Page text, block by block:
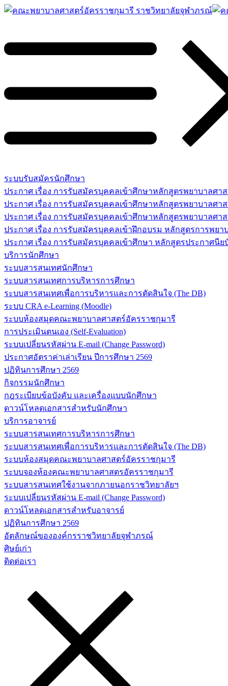
ระบบรับสมัครนักศึกษา
ประกาศ เรื่อง การรับสมัครบุคคลเข้าศึกษาหลักสูตรพยาบาลศ
ประกาศ เรื่อง การรับสมัครบุคคลเข้าศึกษาหลักสูตรพยาบาล
ประกาศ เรื่อง การรับสมัครบุคคลเข้าศึกษาหลักสูตรพยาบาล
ประกาศ เรื่อง การรับสมัครบุคคลเข้าฝึกอบรม หลักสูตรการพย
ประกาศ เรื่อง การรับสมัครบุคคลเข้าศึกษา หลักสูตรประกาศนี
บริการนักศึกษา
ระบบสารสนเทศนักศึกษา
ระบบสารสนเทศการบริหารการศึกษา
ระบบสารสนเทศเพื่อการบริหารและการตัดสินใจ (The DB)
ระบบ CRA e-Learning (Moodle)
ระบบห้องสมุดคณะพยาบาลศาสตร์อัครราชกุมารี
การประเมินตนเอง (Self-Evaluation)
ระบบเปลี่ยนรหัสผ่าน E-mail (Change Password)
ประกาศอัตราค่าเล่าเรียน ปีการศึกษา 2569
ปฏิทินการศึกษา 2569
กิจกรรมนักศึกษา
กฎระเบียบข้อบังคับ และเครื่องแบบนักศึกษา
ดาวน์โหลดเอกสารสำหรับนักศึกษา
บริการอาจารย์
ระบบสารสนเทศการบริหารการศึกษา
ระบบสารสนเทศเพื่อการบริหารและการตัดสินใจ (The DB)
ระบบห้องสมุดคณะพยาบาลศาสตร์อัครราชกุมารี
ระบบจองห้องคณะพยาบาลศาสตรอัครราชกุมารี
ระบบสารสนเทศใช้งานจากภายนอกราชวิทยาลัยฯ
ระบบเปลี่ยนรหัสผ่าน E-mail (Change Password)
ดาวน์โหลดเอกสารสำหรับอาจารย์
ปฏิทินการศึกษา 2569
อัตลักษณ์ขององค์กรราชวิทยาลัยจุฬาภรณ์
ศิษย์เก่า
ติดต่อเรา